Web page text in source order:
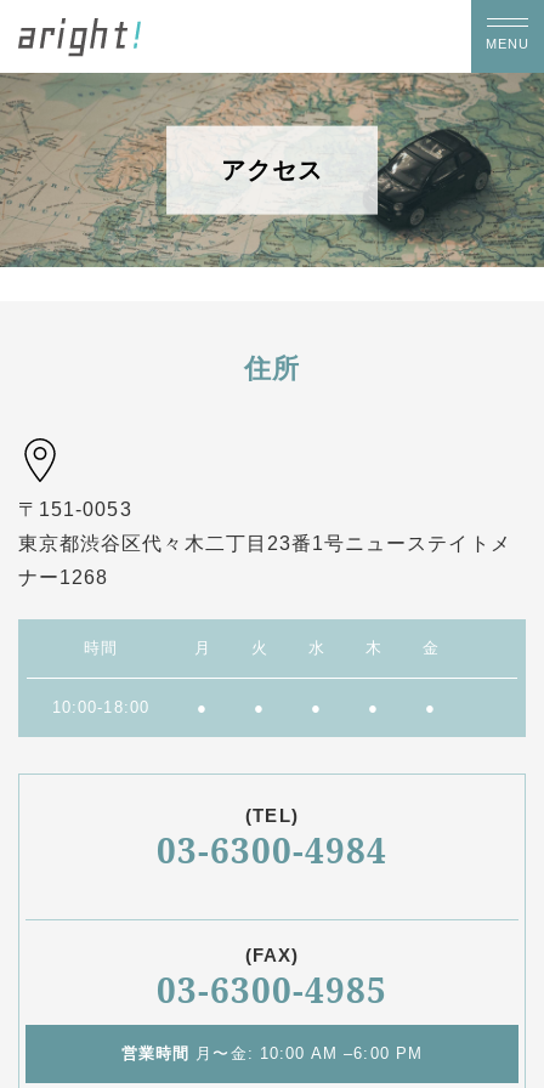
アクセス
住所
〒151-0053
東京都渋谷区代々木二丁目23番1号ニューステイトメ
ナー1268
時間 月 火 水 木 金
10:00-18:00 ● ● ● ● ●
(TEL)
03-6300-4984
(FAX)
03-6300-4985
営業時間 月〜金: 10:00 AM –6:00 PM